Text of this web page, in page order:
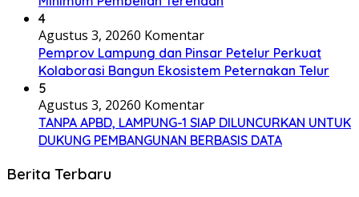
4
Agustus 3, 20260 Komentar
Pemprov Lampung dan Pinsar Petelur Perkuat
Kolaborasi Bangun Ekosistem Peternakan Telur
5
Agustus 3, 20260 Komentar
TANPA APBD, LAMPUNG-1 SIAP DILUNCURKAN UNTUK
DUKUNG PEMBANGUNAN BERBASIS DATA
Berita Terbaru